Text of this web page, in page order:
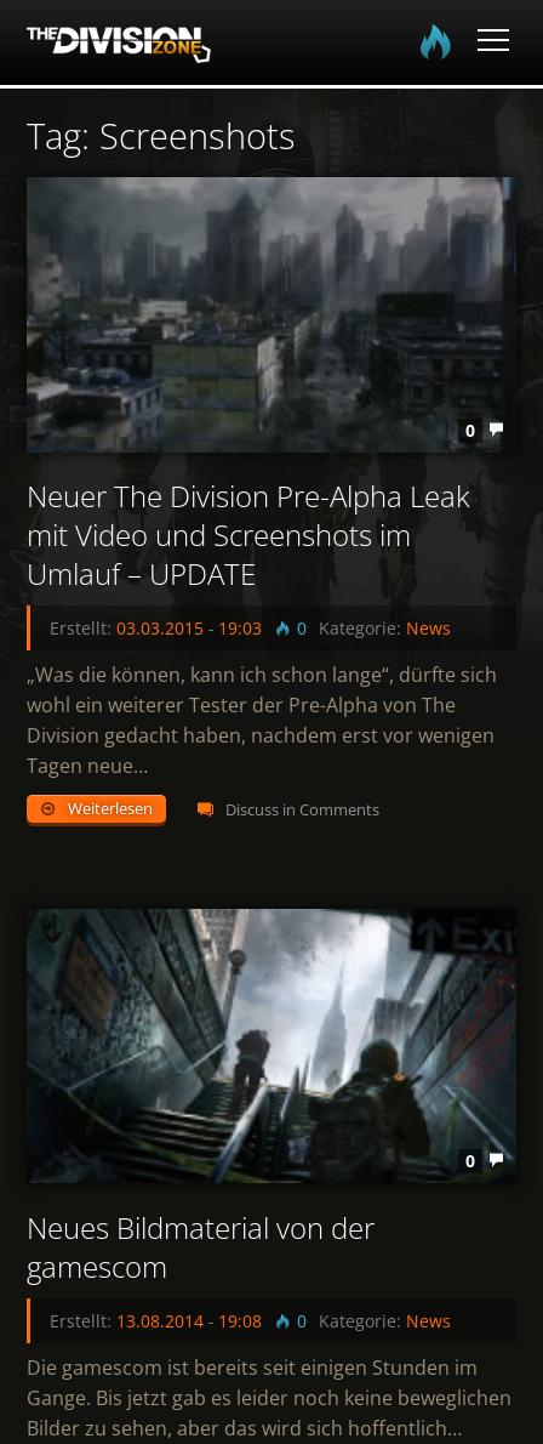
Home
Spielinfo
Community
Media
Login
EN DE FR
Tag: Screenshots
0
Neuer The Division Pre-Alpha Leak
mit Video und Screenshots im
Umlauf – UPDATE
Erstellt:03.03.2015- 19:03 0 Kategorie: News
„Was die können, kann ich schon lange“, dürfte sich
wohl ein weiterer Tester der Pre-Alpha von The
Division gedacht haben, nachdem erst vor wenigen
Tagen neue…
Weiterlesen Discuss in Comments
0
Neues Bildmaterial von der
gamescom
Erstellt: 13.08.2014- 19:08 0 Kategorie: News
Die gamescom ist bereits seit einigen Stunden im
Gange. Bis jetzt gab es leider noch keine beweglichen
Bilder zu sehen, aber das wird sich hoffentlich…